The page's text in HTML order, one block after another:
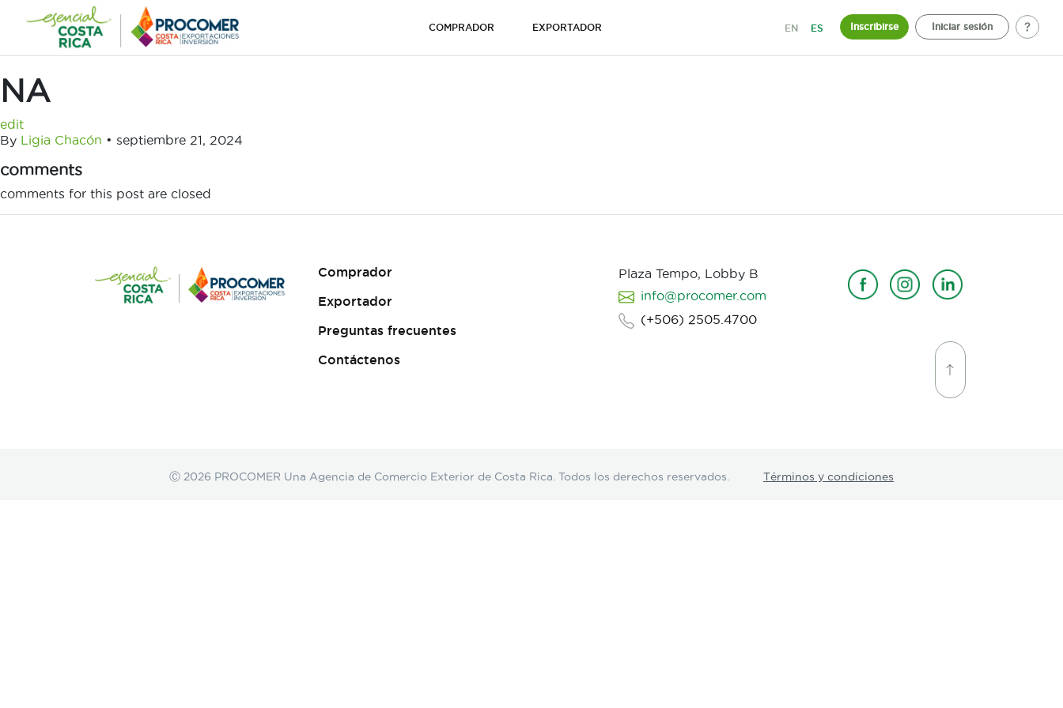
contenido
COMPRADOR EXPORTADOR EN ES Inscribirse Iniciar sesión
NA
edit
By Ligia Chacón • septiembre 21, 2024
comments
comments for this post are closed
Comprador
Exportador
Preguntas frecuentes
Contáctenos
Plaza Tempo, Lobby B
info@procomer.com
(+506) 2505.4700
Ⓒ 2026 PROCOMER Una Agencia de Comercio Exterior de Costa Rica. Todos los derechos reservados. Términos y condiciones